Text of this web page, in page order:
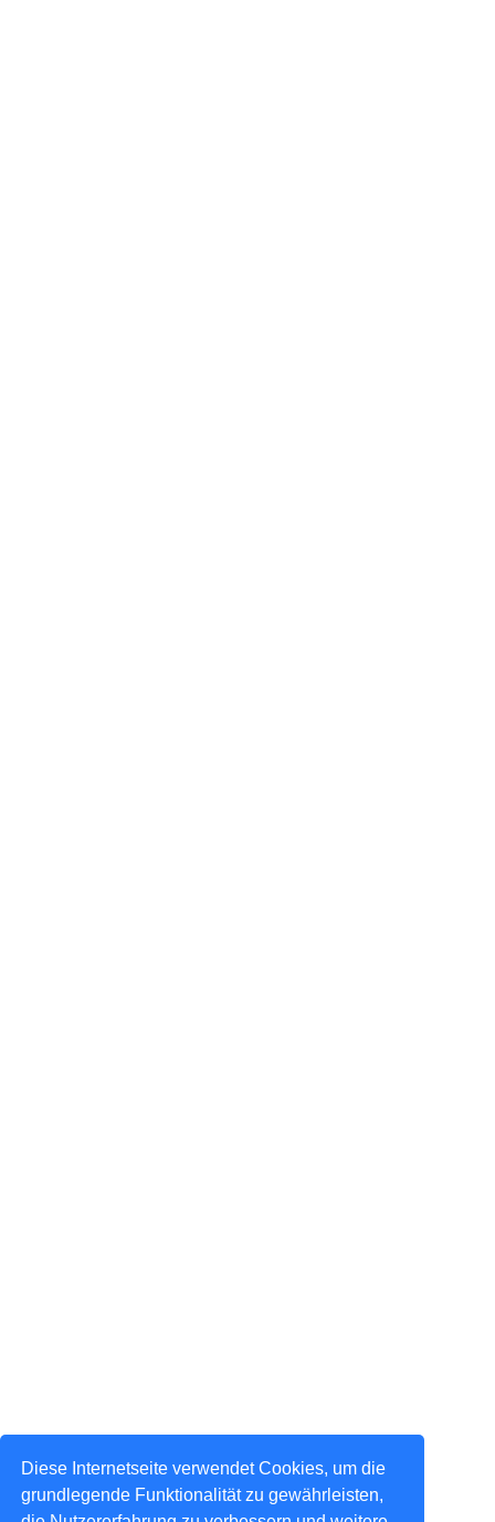
Diese Internetseite verwendet Cookies, um die
grundlegende Funktionalität zu gewährleisten,